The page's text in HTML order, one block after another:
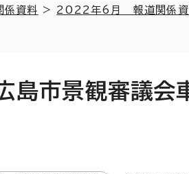
資料 > 2022年6月 報道関係資
市景観審議会